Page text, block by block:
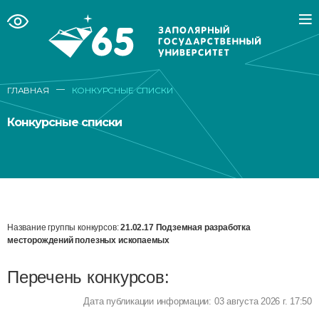
ГЛАВНАЯ — КОНКУРСНЫЕ СПИСКИ
Конкурсные списки
Название группы конкурсов:21.02.17 Подземная разработка
месторождений полезных ископаемых
Перечень конкурсов:
Дата публикации информации: 03 августа 2026 г. 17:50